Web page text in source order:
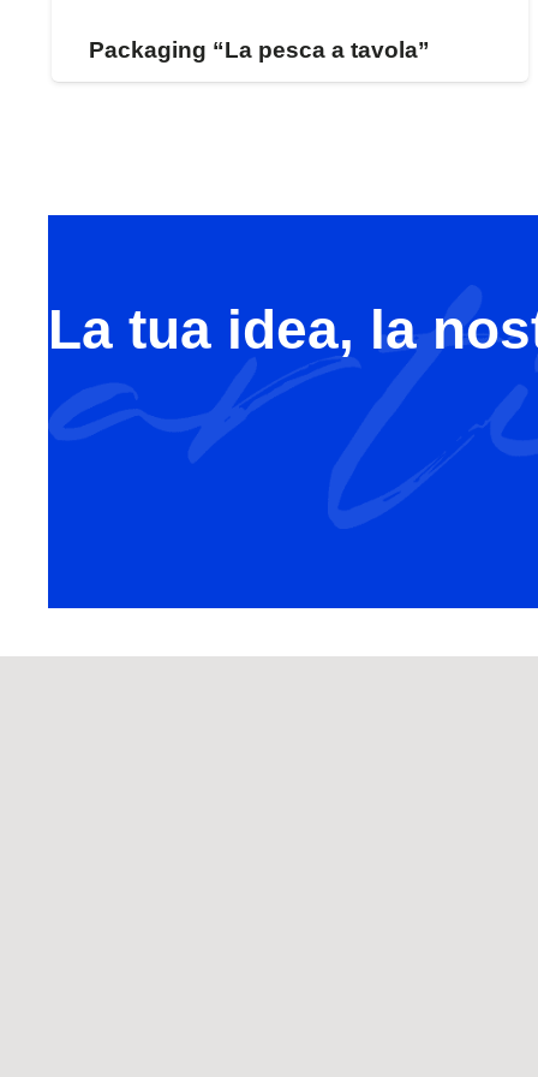
Packaging “La pesca a tavola”
La tua idea, la